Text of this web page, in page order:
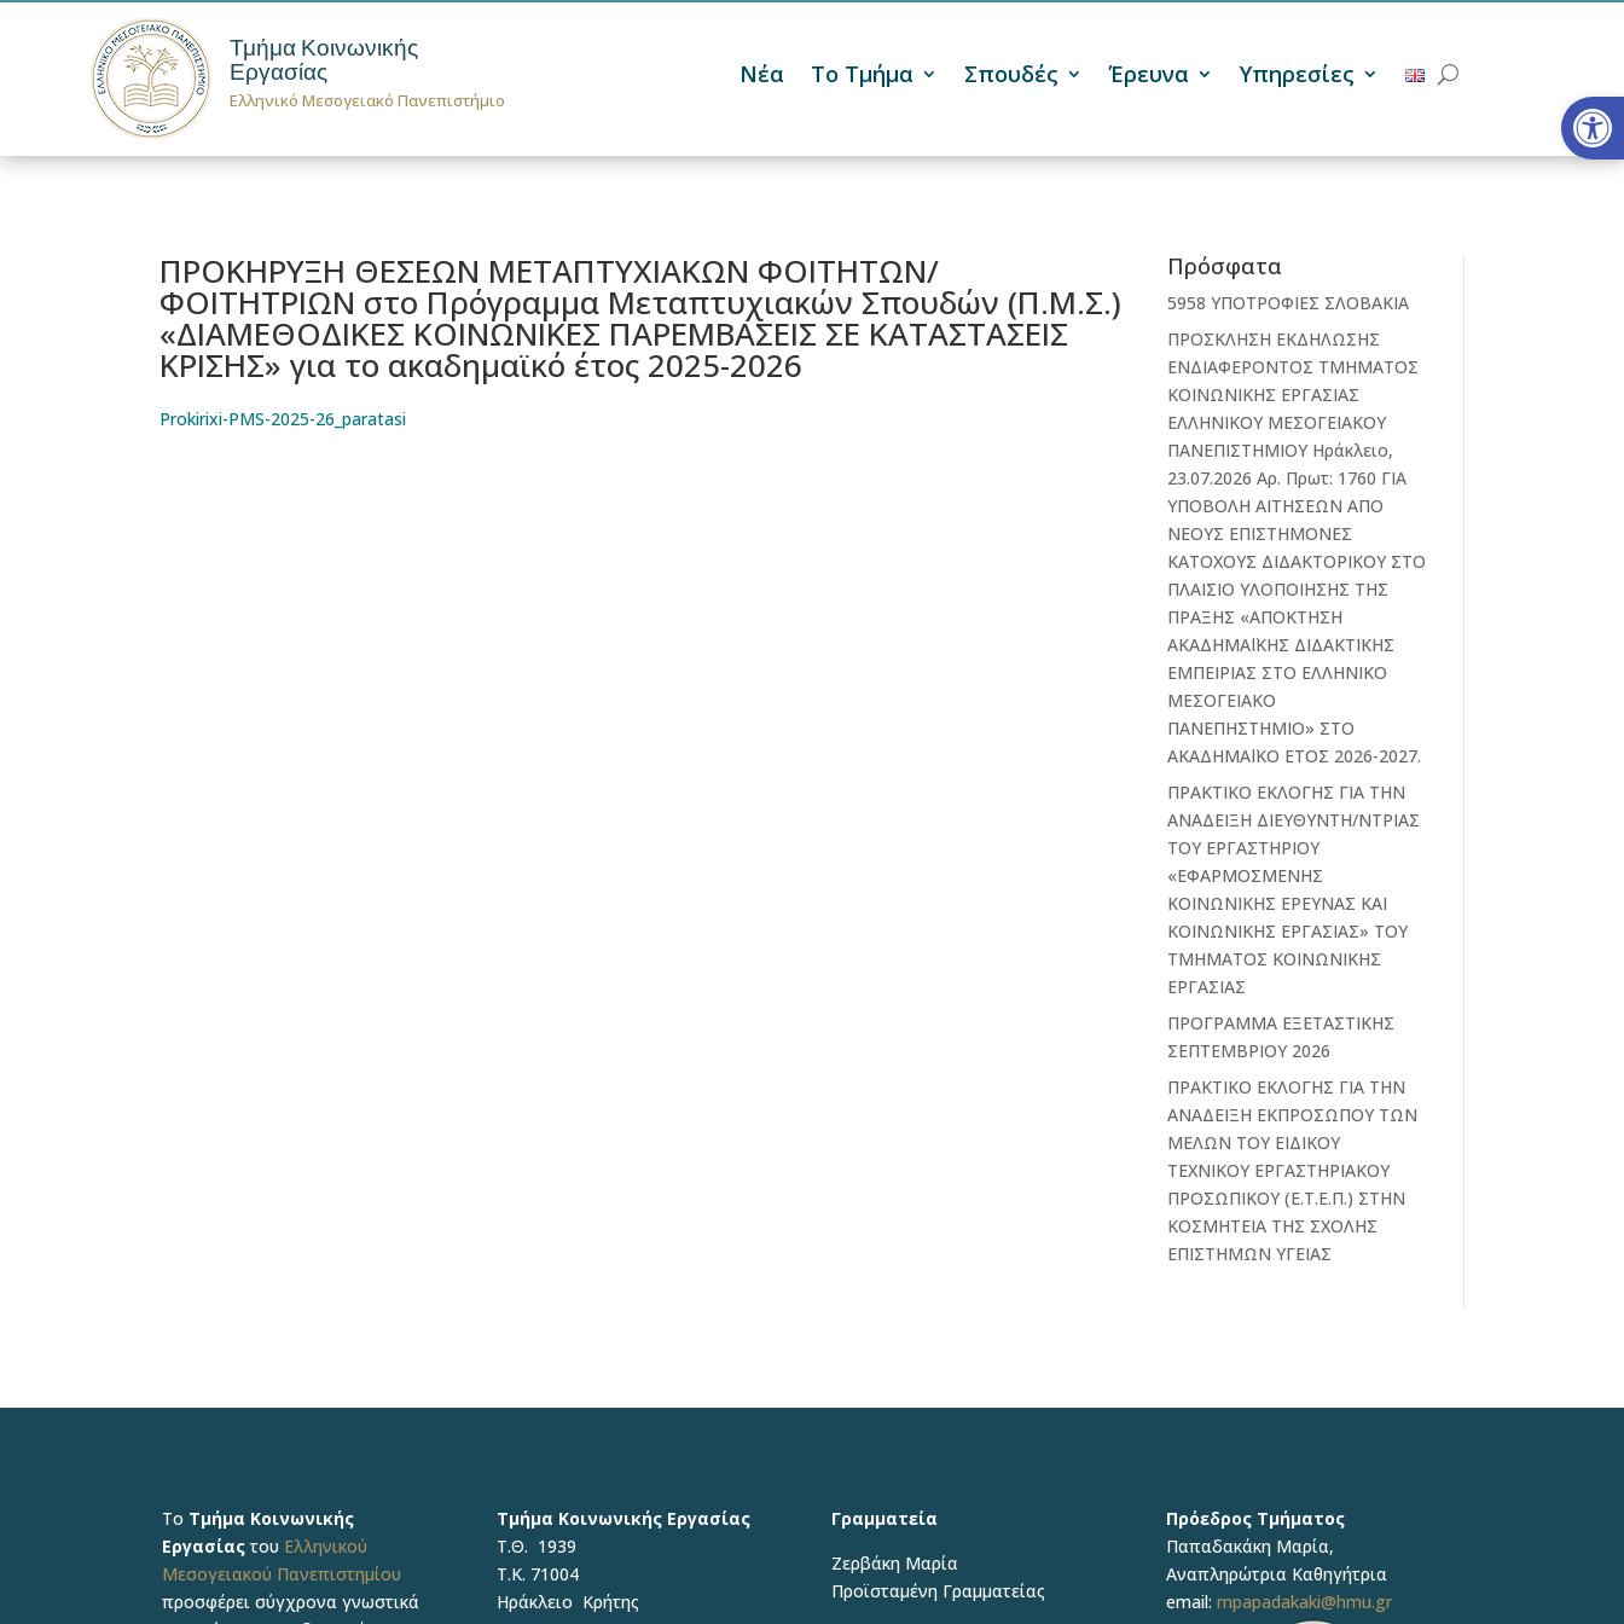
Τμήμα Κοινωνικής
Εργασίας
Ελληνικό Μεσογειακό Πανεπιστήμιο
Νέα Το Τμήμα Σπουδές Έρευνα Υπηρεσίες
ΠΡΟΚΗΡΥΞΗ ΘΕΣΕΩΝ ΜΕΤΑΠΤΥΧΙΑΚΩΝ ΦΟΙΤΗΤΩΝ/
ΦΟΙΤΗΤΡΙΩΝ στο Πρόγραμμα Μεταπτυχιακών Σπουδών (Π.Μ.Σ.)
«ΔΙΑΜΕΘΟΔΙΚΕΣ ΚΟΙΝΩΝΙΚΕΣ ΠΑΡΕΜΒΑΣΕΙΣ ΣΕ ΚΑΤΑΣΤΑΣΕΙΣ
ΚΡΙΣΗΣ» για το ακαδημαϊκό έτος 2025-2026
Prokirixi-PMS-2025-26_paratasi
Πρόσφατα
5958 ΥΠΟΤΡΟΦΙΕΣ ΣΛΟΒΑΚΙΑ
ΠΡΟΣΚΛΗΣΗ ΕΚΔΗΛΩΣΗΣ
ΕΝΔΙΑΦΕΡΟΝΤΟΣ ΤΜΗΜΑΤΟΣ
ΚΟΙΝΩΝΙΚΗΣ ΕΡΓΑΣΙΑΣ
ΕΛΛΗΝΙΚΟΥ ΜΕΣΟΓΕΙΑΚΟΥ
ΠΑΝΕΠΙΣΤΗΜΙΟΥ Ηράκλειο,
23.07.2026 Αρ. Πρωτ: 1760 ΓΙΑ
ΥΠΟΒΟΛΗ ΑΙΤΗΣΕΩΝ ΑΠΟ
ΝΕΟΥΣ ΕΠΙΣΤΗΜΟΝΕΣ
ΚΑΤΟΧΟΥΣ ΔΙΔΑΚΤΟΡΙΚΟΥ ΣΤΟ
ΠΛΑΙΣΙΟ ΥΛΟΠΟΙΗΣΗΣ ΤΗΣ
ΠΡΑΞΗΣ «ΑΠΟΚΤΗΣΗ
ΑΚΑΔΗΜΑΪΚΗΣ ΔΙΔΑΚΤΙΚΗΣ
ΕΜΠΕΙΡΙΑΣ ΣΤΟ ΕΛΛΗΝΙΚΟ
ΜΕΣΟΓΕΙΑΚΟ
ΠΑΝΕΠΗΣΤΗΜΙΟ» ΣΤΟ
ΑΚΑΔΗΜΑΪΚΟ ΕΤΟΣ 2026-2027.
ΠΡΑΚΤΙΚΟ ΕΚΛΟΓΗΣ ΓΙΑ ΤΗΝ
ΑΝΑΔΕΙΞΗ ΔΙΕΥΘΥΝΤΗ/ΝΤΡΙΑΣ
ΤΟΥ ΕΡΓΑΣΤΗΡΙΟΥ
«ΕΦΑΡΜΟΣΜΕΝΗΣ
ΚΟΙΝΩΝΙΚΗΣ ΕΡΕΥΝΑΣ ΚΑΙ
ΚΟΙΝΩΝΙΚΗΣ ΕΡΓΑΣΙΑΣ» ΤΟΥ
ΤΜΗΜΑΤΟΣ ΚΟΙΝΩΝΙΚΗΣ
ΕΡΓΑΣΙΑΣ
ΠΡΟΓΡΑΜΜΑ ΕΞΕΤΑΣΤΙΚΗΣ
ΣΕΠΤΕΜΒΡΙΟΥ 2026
ΠΡΑΚΤΙΚΟ ΕΚΛΟΓΗΣ ΓΙΑ ΤΗΝ
ΑΝΑΔΕΙΞΗ ΕΚΠΡΟΣΩΠΟΥ ΤΩΝ
ΜΕΛΩΝ ΤΟΥ ΕΙΔΙΚΟΥ
ΤΕΧΝΙΚΟΥ ΕΡΓΑΣΤΗΡΙΑΚΟΥ
ΠΡΟΣΩΠΙΚΟΥ (Ε.Τ.Ε.Π.) ΣΤΗΝ
ΚΟΣΜΗΤΕΙΑ ΤΗΣ ΣΧΟΛΗΣ
ΕΠΙΣΤΗΜΩΝ ΥΓΕΙΑΣ
Το Τμήμα Κοινωνικής
Εργασίαςτου Ελληνικού
Μεσογειακού Πανεπιστημίου
προσφέρει σύγχρονα γνωστικά
Τμήμα Κοινωνικής Εργασίας
Τ.Θ. 1939
Τ.Κ. 71004
Ηράκλειο Κρήτης
Γραμματεία
Ζερβάκη Μαρία
Προϊσταμένη Γραμματείας
Πρόεδρος Τμήματος
Παπαδακάκη Μαρία,
Αναπληρώτρια Καθηγήτρια
email: mpapadakaki@hmu.gr